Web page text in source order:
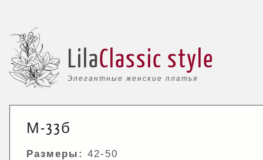
Элегантные женские платья
LilaClassic style
М-33б
Размеры: 42-50